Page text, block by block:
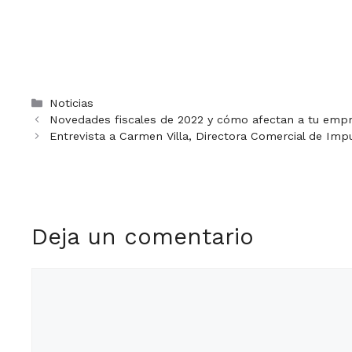
Categorías
Noticias
Novedades fiscales de 2022 y cómo afectan a tu
Entrevista a Carmen Villa, Directora Comercial de
Deja un comentario